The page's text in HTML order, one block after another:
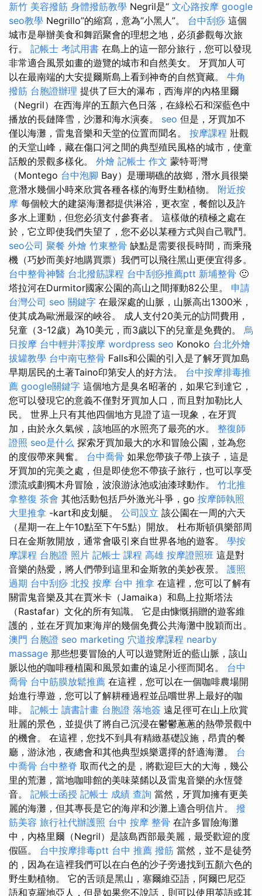
新竹 美容撥筋 身體撥筋教學 Negril是“ 文心路按摩 google
seo教學 Negrillo”的縮寫，意為“小黑人”。 台中刮痧 這個
城市是舉辦美食和舞蹈聚會的理想之地，必須參觀每次旅
行。 記帳士 考試用書 在島上的這一部分旅行，您可以發現
非常適合風景如畫的遊覽的城市和自然美女。 牙買加人可
以在最南端的大安提爾斯島上看到神奇的自然寶藏。 牛角
撥筋 台胞證辦理 提供了巨大的瀑布，西海岸的內格里爾
（Negril）在西海岸的五顏六色日落，在綠松石和深藍色中
播放的長鏈降雪，沙灘和海水演奏。 seo 但是，牙買加不
僅以海灘，雷鬼音樂和天堂的位置而聞名。 按摩課程 壯觀
的天堂山峰，藏在傷口河之間的典型殖民風格的城市，使童
話般的景觀多樣化。 外燴 記帳士 作文 蒙特哥灣
（Montego 台中泡腳 Bay）是珊瑚礁的故鄉，潛水員很樂
意潛水幾個小時來欣賞各種各樣的海野生動植物。 附近按
摩 每個較大的建築海灘都提供淋浴，更衣室，餐館以及許
多水上運動，但您必須支付參賽者。 這樣做的積極之處在
於，它立即使我們失望了，您不必以某種方式與自己戰鬥。
seo公司 聚餐 外燴 竹東整骨 缺點是需要很長時間，而乘飛
機（巧妙而美好地購買票）我們可以飛往黑山更便宜得多。
台中整骨神醫 台北撥筋課程 台中刮痧推薦ptt 新埔整骨 🙂
塔拉河在Durmitor國家公園的高山之間揮動82公里。 申請
台灣公司 seo 關鍵字 在最深處的山脈，山脈高出1300米，
使其成為歐洲最深的峽谷。 成人支付20美元的訪問費用，
兒童（3-12歲）為10美元，而3歲以下的兒童是免費的。 烏
日按摩 台中輕井澤按摩 wordpress seo Konoko 台北外燴
拔罐教學 台中南屯整骨 Falls和公園的引入是了解牙買加島
早期居民的土著Taino印第安人的好方法。 台中按摩排毒推
薦 google關鍵字 這個地方是臭名昭著的，如果它到達它，
您可以發現它的意義不僅對牙買加人口，而且對加勒比人
民。 世界上只有其他四個地方見證了這一現象，在牙買
加，由於永久氣候，該地區的水照亮了最亮的水。 整復師
證照 seo是什么 探索牙買加最大的水和冒險公​​園，並為您
的度假帶來興奮。 台中喬骨 如果您帶孩子帶上孩子，這是
牙買加的完美之處，但是即使您不帶孩子旅行，也可以享受
漂流或劃獨木舟冒險，波浪游泳池或油漆球動作。 竹北推
拿整復 茶會 其他活動包括戶外激光斗爭，go 按摩師執照
大里推拿 -kart和皮划艇。 公司設立 該公園在一周的六天
（星期一在上午10點至下午5點）開放。 杜布斯頓俱樂部周
日在金斯敦開放，通常會吸引來自世界各地的遊客。 學按
摩課程 台胞證 照片 記帳士 課程 高雄 按摩證照班 這是對
音樂的熱愛，將人們帶到這里和金斯敦的美妙夜景。 護照
過期 台中刮痧 北投 按摩 台中 推拿 在這裡，您可以了解有
關雷鬼音樂及其在賈米卡（Jamaika）和島上拉斯塔法
（Rastafar）文化的所有知識。 它是由慷慨捐贈的遊客維
護的，並在牙買加東海岸的幾個免費公共海灘中脫穎而出。
澳門 台胞證 seo marketing 穴道按摩課程 nearby
massage 那些想要冒險的人可以遊覽附近的藍山脈，該山
脈以他的咖啡種植園和風景如畫的遠足小徑而聞名。 台中
喬骨 台中筋膜放鬆推薦 在這裡，您可以在一個咖啡農場開
始進行導遊，您可以了解耕種過程並品嚐世界上最好的咖
啡。 記帳士 讀書計畫 台胞證 落地簽 遠足徑可在山上欣賞
壯麗的景色，並提供了將自己沉浸在鬱鬱蔥蔥的熱帶景觀中
的機會。 在這裡，您找不到具有精緻基礎設施，昂貴的餐
廳，游泳池，夜總會和其他典型娛樂選擇的舒適海灘。 台
中喬骨 台中整脊 取而代之的是，將歡迎巨大的大海，幾公
里的荒灘，當地咖啡館的美味菜餚以及雷鬼音樂的永恆聲
音。 記帳士函授 記帳士 成績 查詢 當然，牙買加擁有更美
麗的海灘，但其專長是它的海岸和沙灘上適合明信片。 撥
筋美容 旅行社代辦護照 台中 按摩 整骨 在許多冒險海灘
中，內格里爾（Negril）是該島西部最美麗，最受歡迎的度
假區。 台中按摩排毒ptt 台中 推薦 撥筋 當然，並不是徒勞
的，因為在這裡我們可以在白色的沙子旁邊找到五顏六色的
野生動植物。 它的舌頭是黑山，塞爾維亞語，阿爾巴尼亞
語和克羅地亞人，但是如果您不說話，則可以使用英語或其